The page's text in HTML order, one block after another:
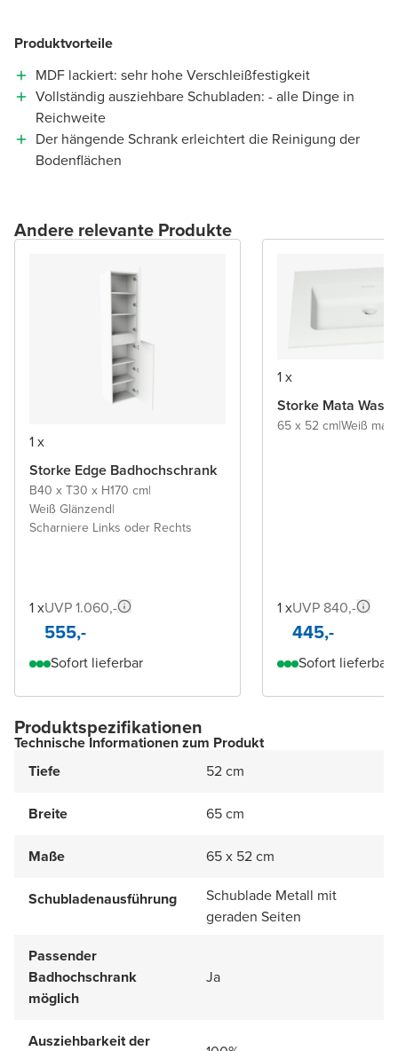
Produktvorteile
MDF lackiert: sehr hohe Verschleißfestigkeit
Vollständig ausziehbare Schubladen: - alle Dinge in
Reichweite
Der hängende Schrank erleichtert die Reinigung der
Bodenflächen
Andere relevante Produkte
1 x
Storke Edge Badhochschrank
B40 x T30 x H170 cm|
Weiß Glänzend|
Scharniere Links oder Rechts
1 xUVP 1.060,-
555,-
Sofort lieferbar
1 x
Storke Mata
65 x 52 cm|Weiß matt
1 xUVP 840,-
445,-
Sofort lieferbar
Produktspezifikationen
Technische Informationen zum Produkt
Tiefe
52 cm
Breite 65 cm
Maße 65 x 52 cm
Schubladenausführung
Schublade Metall mit
geraden Seiten
Passender
Badhochschrank
möglich
Ja
Ausziehbarkeit der